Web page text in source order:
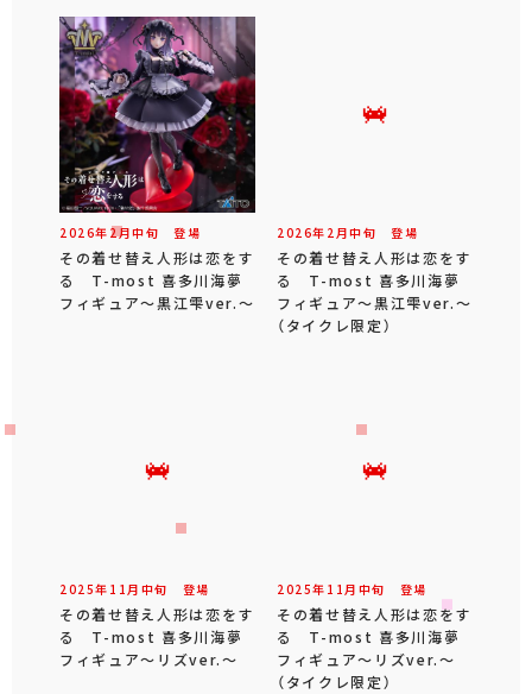
2026年 2月中旬 登場
その着せ替え人形は恋をす
る T-most 喜多川海夢
フィギュア～黒江雫ver.～
2026年 2 月中旬 登場
その着せ替え人形は恋をす
る T-most 喜多川海夢
フィギュア～黒江雫ver.～
（タイクレ限定）
2025年 11 月 中旬 登場
その着せ替え人形は恋をす
る T-most 喜多川海夢
フィギュア～リズver.～
2025年 11 月 中旬 登場
その着せ替え人形は恋をす
る T-most 喜多川海夢
フィギュア～リズver.～
（タイクレ限定）